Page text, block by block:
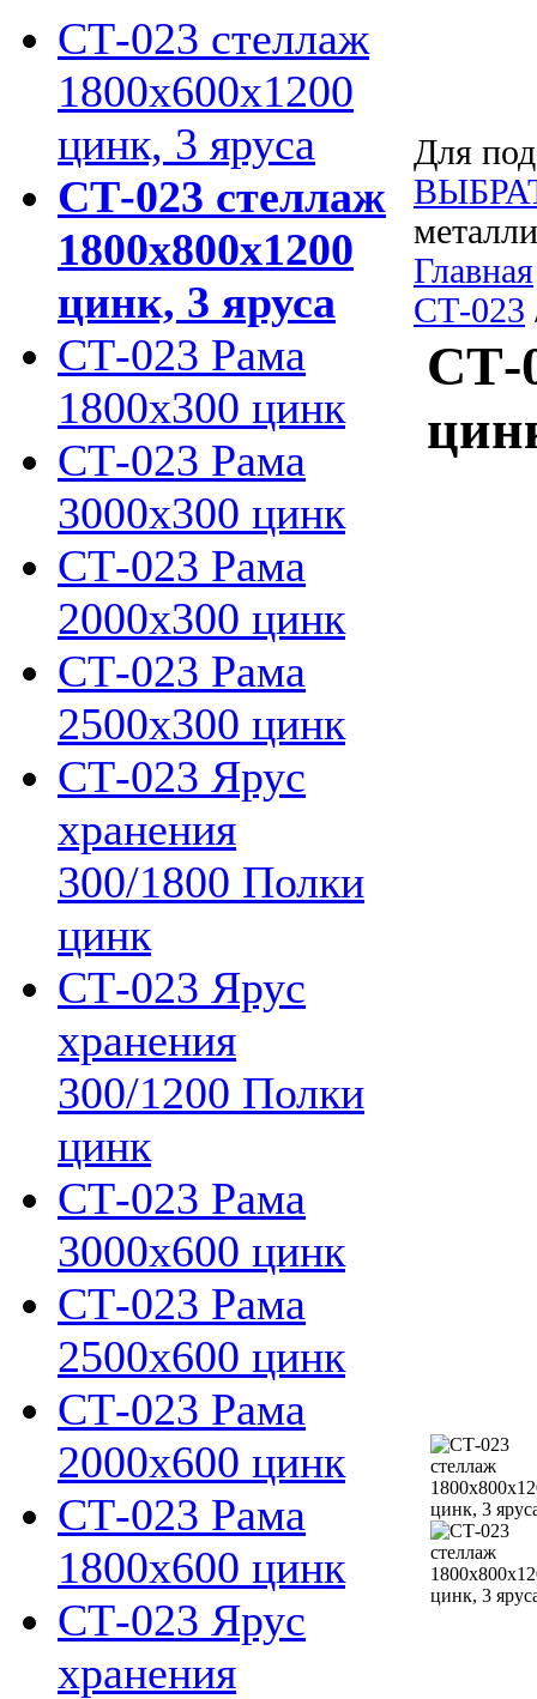
СТ-023 стеллаж
1800х600х1200
цинк, 3 яруса
СТ-023 стеллаж
1800х800х1200
цинк, 3 яруса
СТ-023 Рама
1800х300 цинк
СТ-023 Рама
3000х300 цинк
СТ-023 Рама
2000х300 цинк
СТ-023 Рама
2500х300 цинк
СТ-023 Ярус
хранения
300/1800 Полки
цинк
СТ-023 Ярус
хранения
300/1200 Полки
цинк
СТ-023 Рама
3000х600 цинк
СТ-023 Рама
2500х600 цинк
СТ-023 Рама
2000х600 цинк
СТ-023 Рама
1800х600 цинк
СТ-023 Ярус
хранения
Для
Главная
СТ-023
СТ-